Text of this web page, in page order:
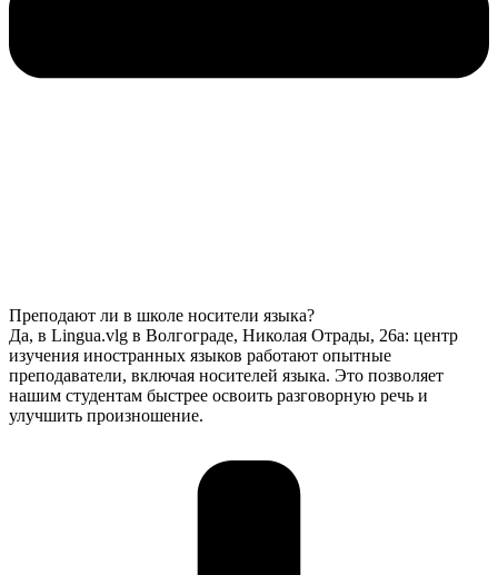
Преподают ли в школе носители языка?
Да, в Lingua.vlg в Волгограде, Николая Отрады, 26а: центр
изучения иностранных языков работают опытные
преподаватели, включая носителей языка. Это позволяет
нашим студентам быстрее освоить разговорную речь и
улучшить произношение.